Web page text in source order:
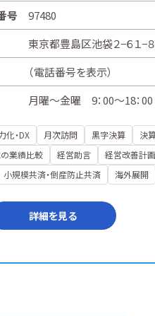
号
97480
東京都豊島区池袋２−６１
（電話番号を表示）
月曜～金曜 9：00～18：00
化・DX 月次訪問 黒字決算 決
業績比較 経営助言 経営改善計
小規模共済・倒産防止共済 海外展開
詳細を見る